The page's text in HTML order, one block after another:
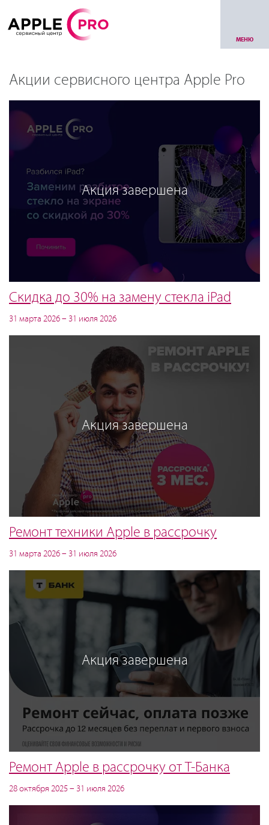
МЕНЮ
Акции сервисного центра Apple Pro
Акция завершена
Скидка до 30% на замену стекла iPad
31 марта 2026 – 31 июля 2026
Акция завершена
Ремонт техники Apple в рассрочку
31 марта 2026 – 31 июля 2026
Акция завершена
Ремонт Apple в рассрочку от Т-Банка
28 октября 2025 – 31 июля 2026